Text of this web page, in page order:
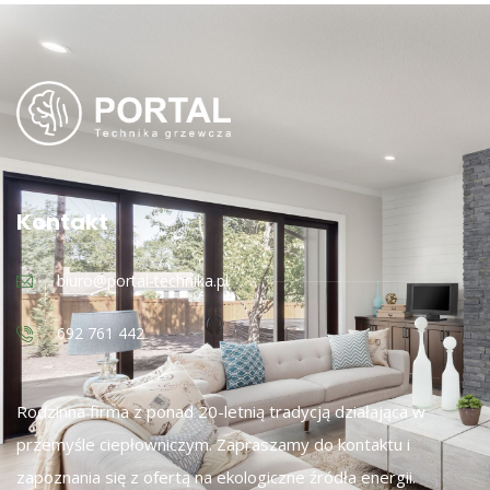
Kontakt
biuro@portal-technika.pl
692 761 442
Rodzinna firma z ponad 20-letnią tradycją działająca w
przemyśle ciepłowniczym. Zapraszamy do kontaktu i
zapoznania się z ofertą na ekologiczne źródła energii.